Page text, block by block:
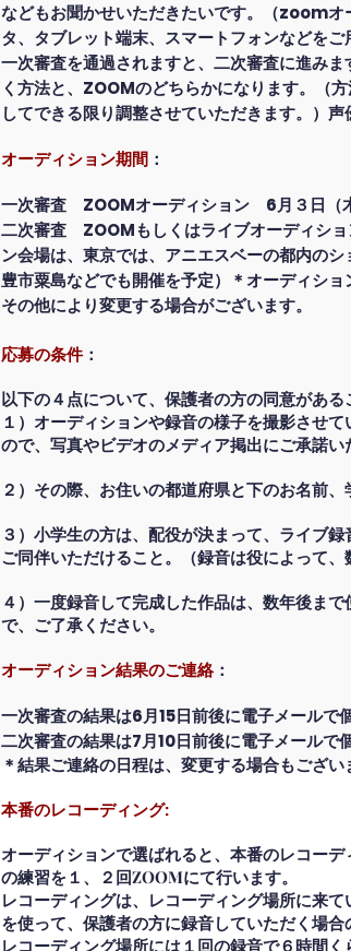
などもお聞かせいただきたいです。（zoom
タ、タブレット端末、スマートフォンなどをご
一次審査を通過されますと、二次審査に進み
く方法と、ZOOMのどちらかになります。（
してできる限り調整させていただきます。） 声
オーディション期間 ：
一次審査 ZOOMオーディション 6月３日（
二次審査 ZOOMもしくはライブオーディシ
ン会場は、東京では、アニエスベーの都内の
豊市粟島などでも開催を予定）
＊オーディシ
その他により変更する場合がございます。
応募の条件：
以下の４点について、保護者の方の同意がある
１）オーディションや録音の様子を撮影させ
ので、写真やビデオのメディア掲出にご承諾い
２）その際、お住いの都道府県と下のお名前、
３）小学生の方は、配役が決まって、ライブ
ご同伴いただけること。（録音は役によって、
４）一度録音して完成した作品は、数年後ま
で、ご了承ください。
オーディション結果のご連絡：
一次審査の結果は6月15日前後に電子メールで
二次審査の結果は7月10日前後に電子メールで
＊結果ご連絡の日程は、変更する場合もござい
本番のレコーディング:
オーディションで選ばれると、本番のレコー
の練習を１、２回ZOOMにて行います。
レコーディングは、レコーディング場所に来
を使って、保護者の方に録音していただく場合
レコーディング場所には１回の録音で６時間